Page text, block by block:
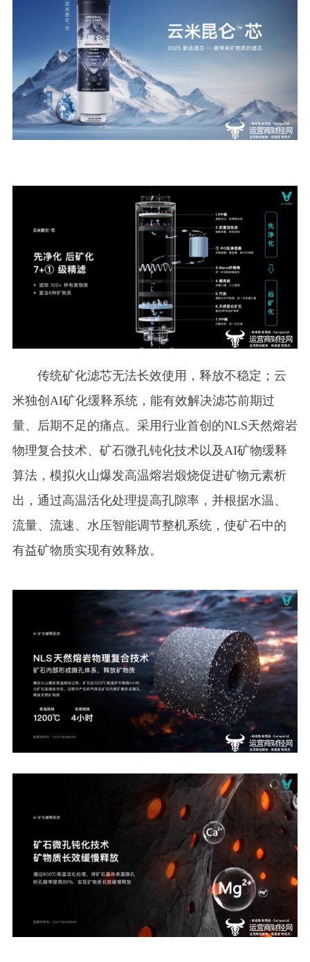
传统矿化滤芯无法长效使用，释放不稳定；云
米独创AI矿化缓释系统，能有效解决滤芯前期过
量、后期不足的痛点。采用行业首创的NLS天然熔岩
物理复合技术、矿石微孔钝化技术以及AI矿物缓释
算法，模拟火山爆发高温熔岩煅烧促进矿物元素析
出，通过高温活化处理提高孔隙率，并根据水温、
流量、流速、水压智能调节整机系统，使矿⽯中的
有益矿物质实现有效释放。